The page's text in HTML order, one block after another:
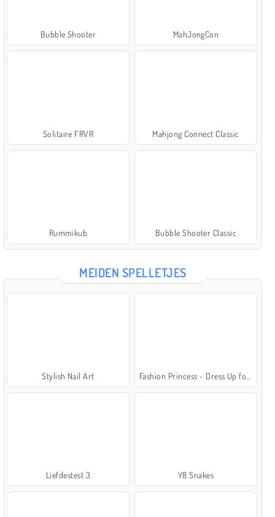
Bubble Shooter MahJongCon
Solitaire FRVR Mahjong Connect Classic
Rummikub Bubble Shooter Classic
MEIDEN SPELLETJES
Stylish Nail Art
Liefdestest 3 Y8 Snakes